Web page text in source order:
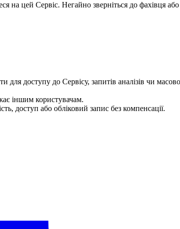
цей Сервіс. Негайно зверніться до фахівця або
доступу до Сервісу, запитів аналізів чи
іншим користувачам.
доступ або обліковий запис без компенсації.